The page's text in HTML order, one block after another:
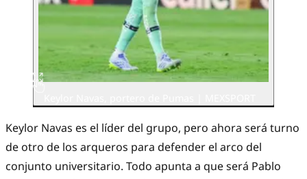
Keylor Navas es el líder del grupo, pero ahora será turno
de otro de los arqueros para defender el arco del
conjunto universitario. Todo apunta a que será Pablo